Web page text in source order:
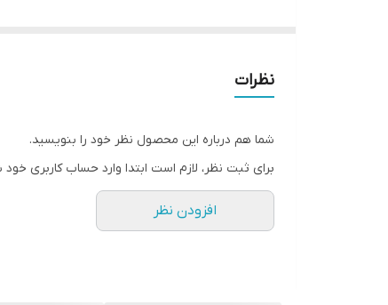
فروشگاه اینترنتی انار با انواع پوشاک، لباس،
Esmara, Gina Benotti, Blue Motion, Leverge, Crivit با ارسال فوری به کل کشور درخدمت شما عزیزان می‌باشد.
نظرات
شما هم درباره این محصول نظر خود را بنویسید.
برای ثبت نظر، لازم است ابتدا وارد حساب کاربری
افزودن نظر